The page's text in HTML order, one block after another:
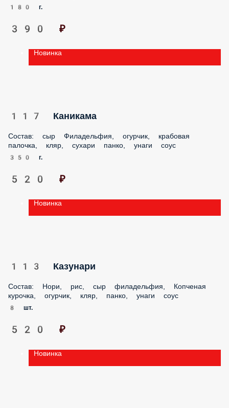
180 г.
390 ₽
Новинка
117 Каникама
Состав: сыр Филадельфия, огурчик, крабовая палочка,
кляр, сухари панко, унаги соус
350 г.
520 ₽
Новинка
113 Казунари
Состав: Нори, рис, сыр филадельфия, Копченая курочка,
огурчик, кляр, панко, унаги соус
8 шт.
520 ₽
Новинка